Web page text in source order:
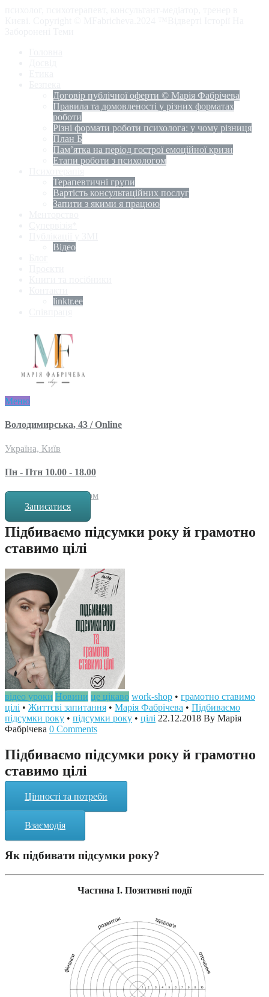
Договір публічної оферти © Марія Фабрічева
Правила та домовленості у різних форматах
роботи
Різні формати роботи психолога: у чому різниця
План Б
Пам’ятка на період гострої емоційної кризи
Етапи роботи з психологом
Терапевтичні групи
Вартість консультаційних послуг
Запити з якими я працюю
Відео
linktr.ee
Меню
Володимирська, 43 / Online
Україна, Київ
Пн - Птн 10.00 - 18.00
за попереднім записом
Записатися
Підбиваємо підсумки року й грамотно
ставимо цілі
відео уроки Новини це цікаво work-shop • грамотно ставимо
цілі • Життєві запитання • Марія Фабрічева • Підбиваємо
підсумки року • підсумки року • цілі 22.12.2018 By Марія
Фабрічева 0 Comments
Підбиваємо підсумки року й грамотно
ставимо цілі
Цінності та потреби
Взаємодія
Як підбивати підсумки року?
Частина I. Позитивні події